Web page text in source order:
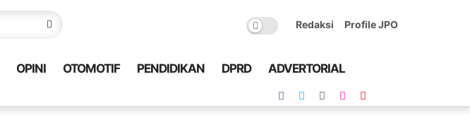
Redaksi Profile JPO
OPINI OTOMOTIF PENDIDIKAN DPRD ADVERTORIAL